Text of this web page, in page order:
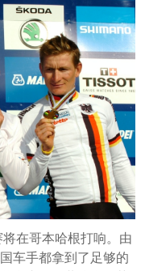
在哥本哈根打响。由
车手都拿到了足够的